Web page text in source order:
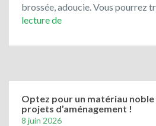
brossée, adoucie. Vous pourrez
lecture deBienvenue
Global
Optez pour un matériau
projets d’aménagement !
8 juin 2026